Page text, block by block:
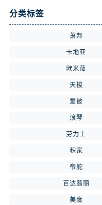
分类标签
萧邦
卡地亚
欧米茄
天梭
爱彼
浪琴
劳力士
积家
帝舵
百达翡丽
美度